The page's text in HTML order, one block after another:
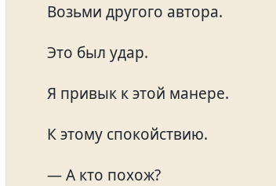
Возьми другого автора.
Это был удар.
Я привык к этой манере.
К этому спокойствию.
— А кто похож?